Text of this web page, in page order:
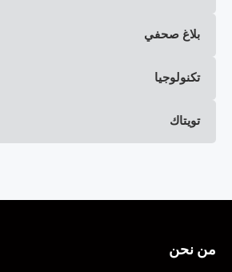
بلاغ صحفي
تكنولوجيا
تويتاك
من نحن